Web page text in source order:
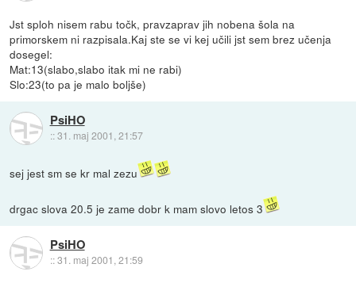
Jst sploh nisem rabu točk, pravzaprav jih nobena šola na
primorskem ni razpisala.Kaj ste se vi kej učili jst sem brez učenja
dosegel:
Mat:13(slabo,slabo itak mi ne rabi)
Slo:23(to pa je malo boljše)
PsiHO
::31. maj 2001, 21:57
sej jest sm se kr mal zezu
drgac slova 20.5 je zame dobr k mam slovo letos 3
PsiHO
::31. maj 2001, 21:59